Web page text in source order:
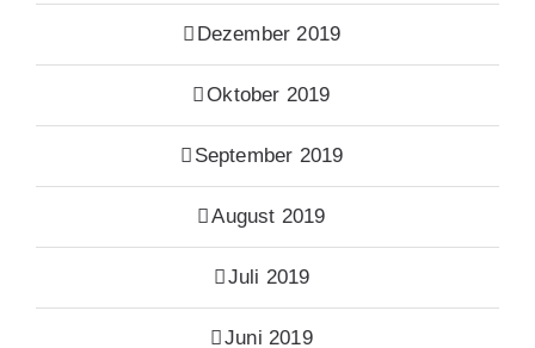
Dezember 2019
Oktober 2019
September 2019
August 2019
Juli 2019
Juni 2019